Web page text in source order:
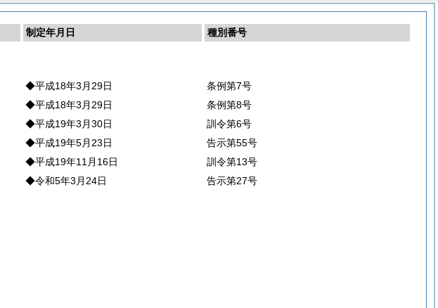
制定年月日
種別番号
◆平成18年3月29日
条例第7号
◆平成18年3月29日
条例第8号
◆平成19年3月30日
訓令第6号
◆平成19年5月23日
告示第55号
◆平成19年11月16日
訓令第13号
◆令和5年3月24日 告示第27号